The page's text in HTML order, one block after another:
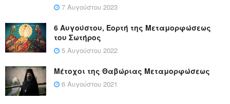
7 Αυγούστου 2023
6 Αυγούστου, Εορτή της Μεταμορφώσεως
του Σωτήρος
5 Αυγούστου 2022
Μέτοχοι της Θαβώριας Μεταμορφώσεως
6 Αυγούστου 2021